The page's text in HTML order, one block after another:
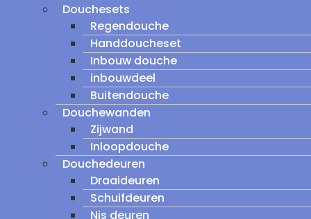
Douchesets
Regendouche
Handdoucheset
Inbouw douche
inbouwdeel
Buitendouche
Douchewanden
Zijwand
Inloopdouche
Douchedeuren
Draaideuren
Schuifdeuren
Nis deuren